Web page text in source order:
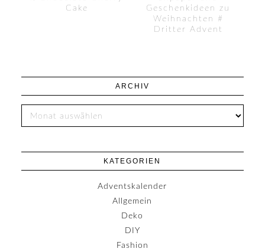
Cake
Geschenkideen zu
Weihnachten #
Dritter Advent
ARCHIV
KATEGORIEN
Adventskalender
Allgemein
Deko
DIY
Fashion